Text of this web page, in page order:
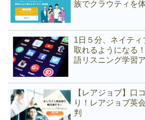
族でクラウティを
1日５分、ネイティ
取れるようになる
語リスニング学習
【レアジョブ】口
り！レアジョブ英
判